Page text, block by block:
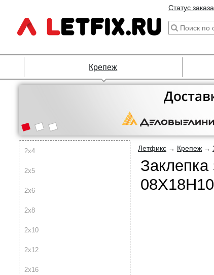
Статус заказа
Крепеж
2х4
2х5
2х6
2х8
2х10
2х12
2х16
Летфикс → Крепеж →